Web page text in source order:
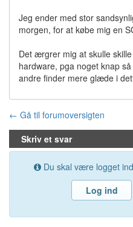
Jeg ender med stor
morgen, for at købe mig en
Det ærgrer mig at skulle
hardware, pga noget knap
andre finder mere glæde i
← Gå til forumoversigten
Skriv et svar
Du skal være logget
Log ind